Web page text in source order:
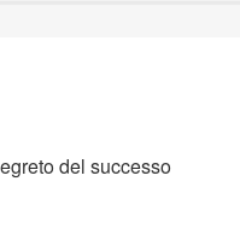
del successo